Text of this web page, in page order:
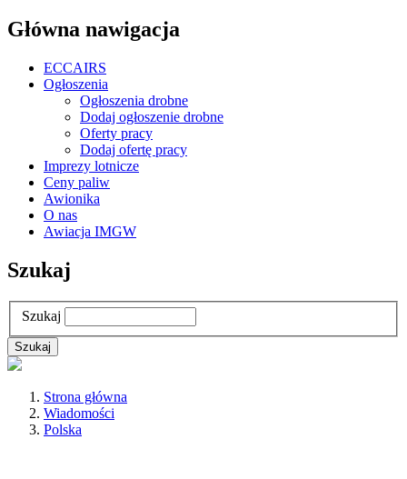
Główna nawigacja
ECCAIRS
Ogłoszenia
Ogłoszenia drobne
Dodaj ogłoszenie drobne
Oferty pracy
Dodaj ofertę pracy
Imprezy lotnicze
Ceny paliw
Awionika
O nas
Awiacja IMGW
Szukaj
Szukaj
Strona główna
Wiadomości
Polska